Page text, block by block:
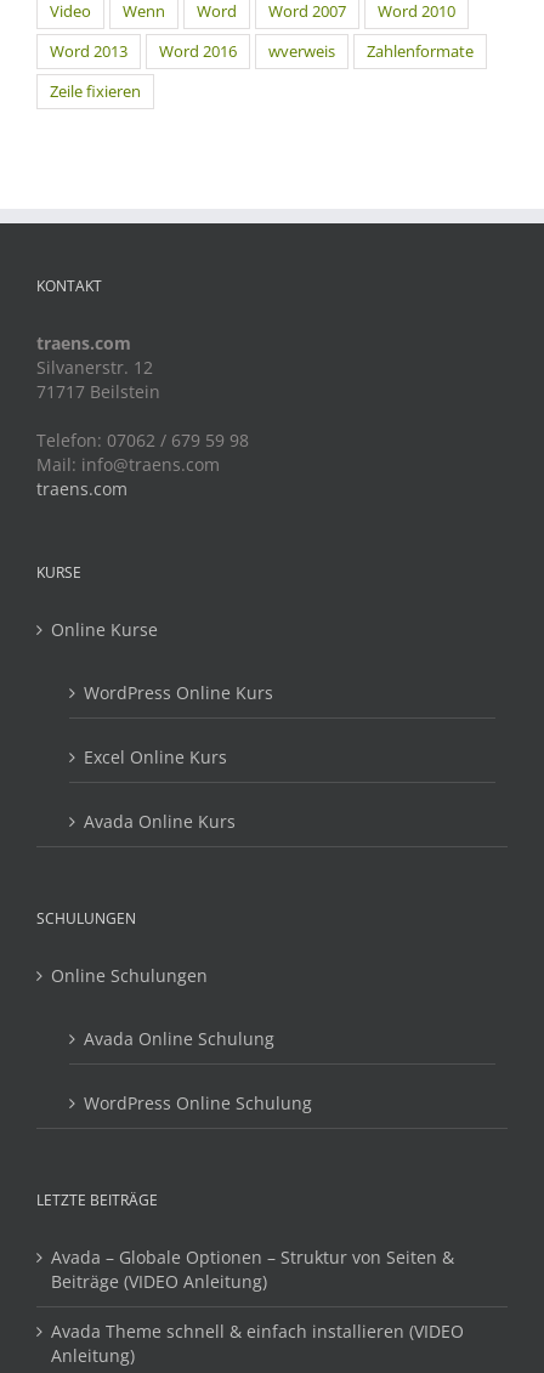
Video
Wenn Word Word 2007
Word 2010
Word 2013
Word 2016 wverweis
Zahlenformate
Zeile fixieren
KONTAKT
traens.com
Silvanerstr. 12
71717 Beilstein
Telefon: 07062 / 679 59 98
Mail: info@traens.com
traens.com
KURSE
Online Kurse
WordPress Online Kurs
Excel Online Kurs
Avada Online Kurs
SCHULUNGEN
Online Schulungen
Avada Online Schulung
WordPress Online Schulung
LETZTE BEITRÄGE
Avada – Globale Optionen – Struktur von Seiten &
Beiträge (VIDEO Anleitung)
Avada Theme schnell & einfach installieren (VIDEO
Anleitung)